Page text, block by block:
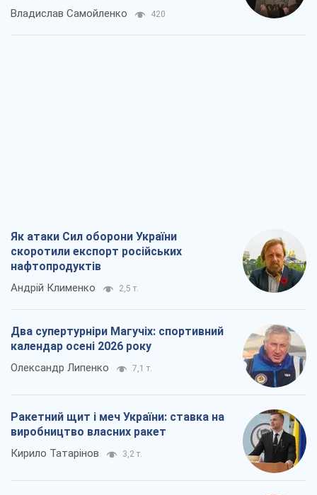
Владислав Самойленко 420
Як атаки Сил оборони України
скоротили експорт російських
нафтопродуктів
Андрій Клименко 2,5 т.
Два супертурніри Магучіх: спортивний
календар осені 2026 року
Олександр Липенко 7,1 т.
Ракетний щит і меч України: ставка на
виробництво власних ракет
Кирило Татарінов 3,2 т.